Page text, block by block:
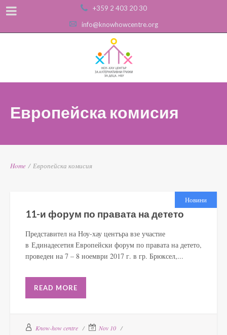
+359 2 403 20 30
info@knowhowcentre.org
Европейска комисия
Home / Европейска комисия
Новини
11-и форум по правата на детето
Представител на Ноу-хау центъра взе участие
в Единадесетия Европейски форум по правата на детето,
проведен на 7 – 8 ноември 2017 г. в гр. Брюксел,...
READ MORE
Know-how centre
Nov 10